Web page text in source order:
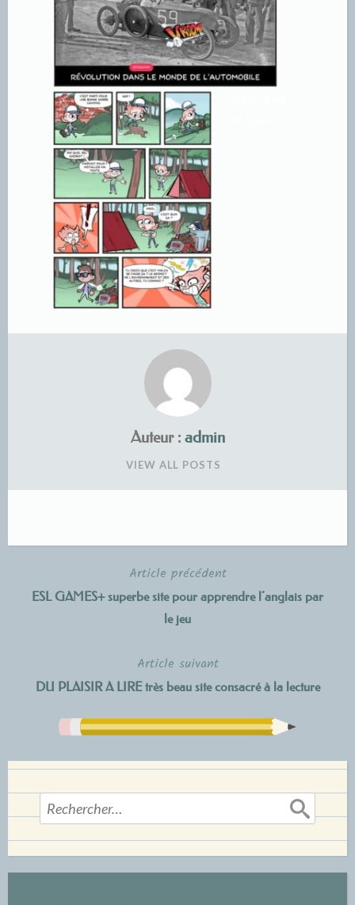
Auteur : admin
VIEW ALL POSTS
Article précédent
ESL GAMES+ superbe site pour apprendre l’anglais par
le jeu
Article suivant
DU PLAISIR A LIRE très beau site consacré à la lecture
Rechercher :